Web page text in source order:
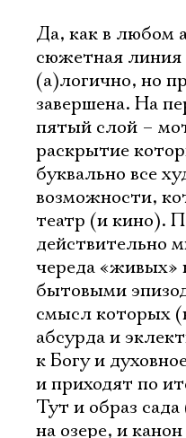
Да, как в любом
сюжетная линия
(а)логично, но
завершена. На
пятый слой –
раскрытие
буквально все
возможности,
театр (и кино).
действительно
череда «живых»
бытовыми
смысл которых
абсурда и
к Богу и
и приходят по
Тут и образ
на озере, и